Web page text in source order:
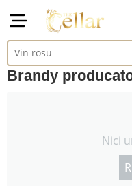
Brandy
Nici